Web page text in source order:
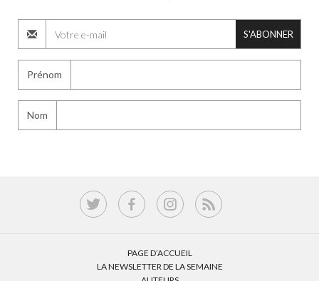
S'ABONNER
Prénom
Nom
PAGE D’ACCUEIL
LA NEWSLETTER DE LA SEMAINE